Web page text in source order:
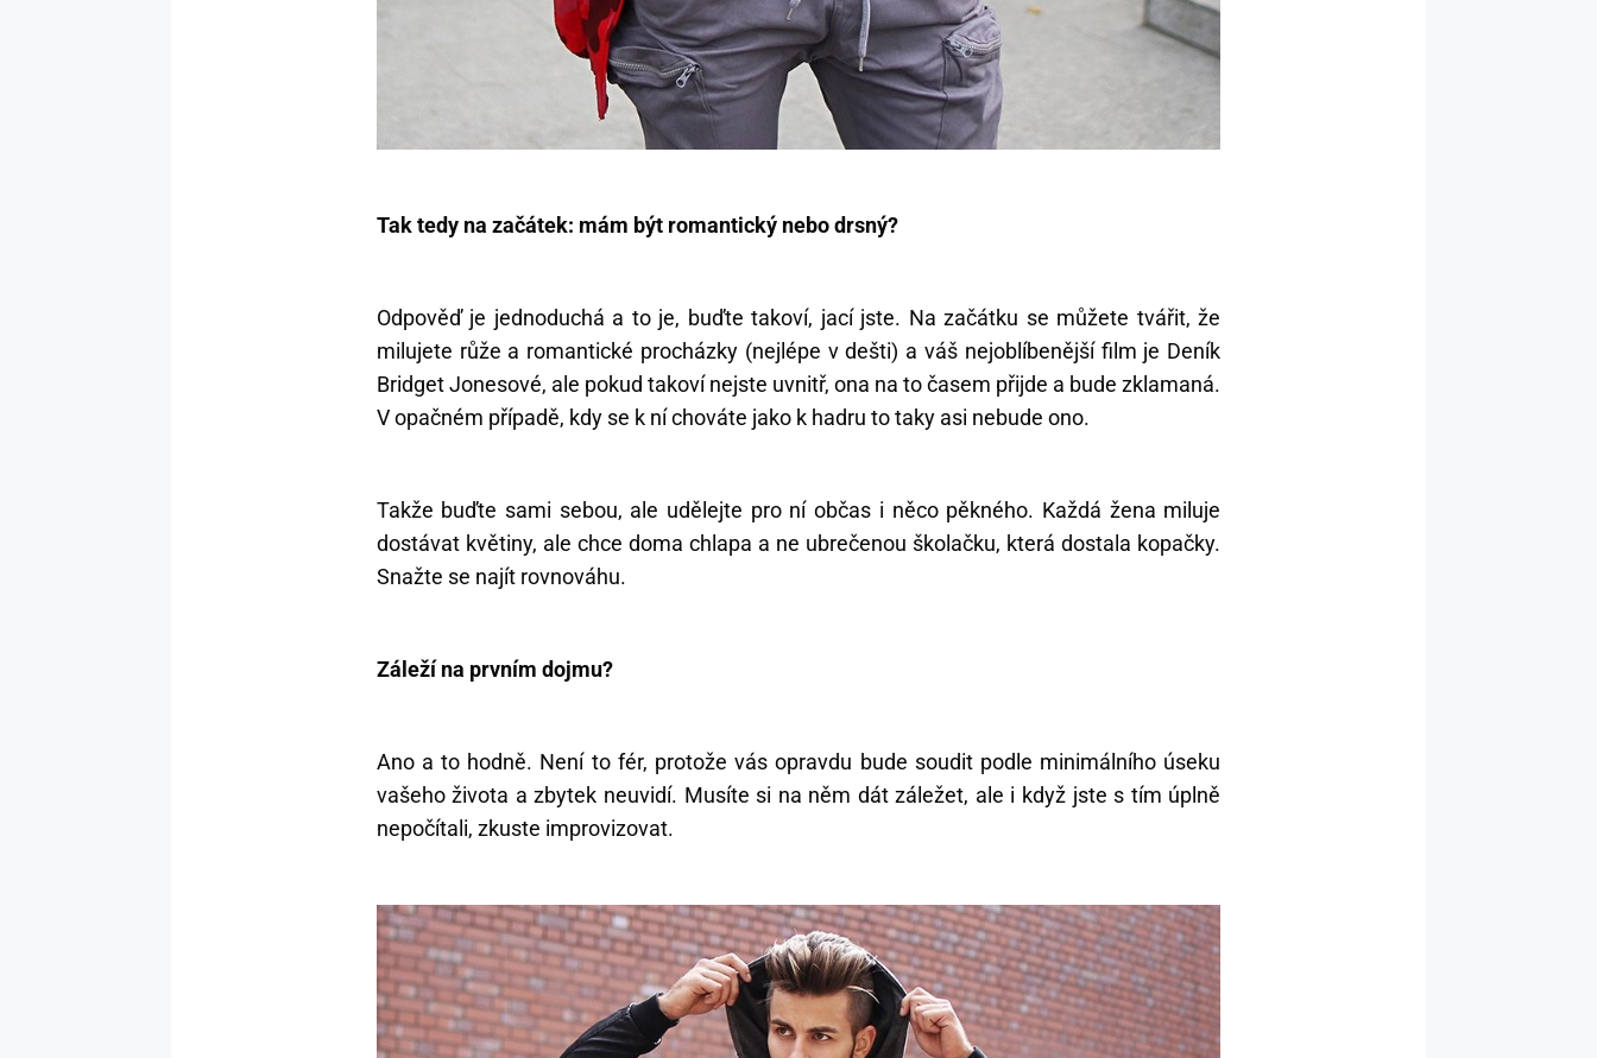
Tak tedy na začátek: mám být romantický nebo drsný?
Odpověď je jednoduchá a to je, buďte takoví, jací jste. Na začátku se můžete tvářit, že
milujete růže a romantické procházky (nejlépe v dešti) a váš nejoblíbenější film je Deník
Bridget Jonesové, ale pokud takoví nejste uvnitř, ona na to časem přijde a bude zklamaná.
V opačném případě, kdy se k ní chováte jako k hadru to taky asi nebude ono.
Takže buďte sami sebou, ale udělejte pro ní občas i něco pěkného. Každá žena miluje
dostávat květiny, ale chce doma chlapa a ne ubrečenou školačku, která dostala kopačky.
Snažte se najít rovnováhu.
Záleží na prvním dojmu?
Ano a to hodně. Není to fér, protože vás opravdu bude soudit podle minimálního úseku
vašeho života a zbytek neuvidí. Musíte si na něm dát záležet, ale i když jste s tím úplně
nepočítali, zkuste improvizovat.